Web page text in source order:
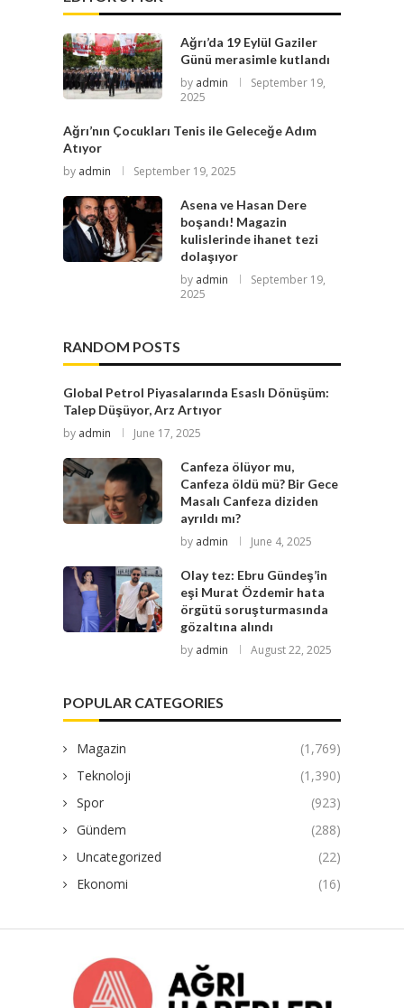
Ağrı’da 19 Eylül Gaziler
Günü merasimle kutlandı
by admin
September 19,
2025
Ağrı’nın Çocukları Tenis ile Geleceğe Adım
Atıyor
by admin September 19, 2025
Asena ve Hasan Dere
boşandı! Magazin
kulislerinde ihanet tezi
dolaşıyor
by admin
September 19,
2025
RANDOM POSTS
Global Petrol Piyasalarında Esaslı Dönüşüm:
Talep Düşüyor, Arz Artıyor
by admin June 17, 2025
Canfeza ölüyor mu,
Canfeza öldü mü? Bir Gece
Masalı Canfeza diziden
ayrıldı mı?
by admin June 4, 2025
Olay tez: Ebru Gündeş’in
eşi Murat Özdemir hata
örgütü soruşturmasında
gözaltına alındı
by admin August 22, 2025
POPULAR CATEGORIES
Magazin
(1,769)
Teknoloji
(1,390)
Spor
(923)
Gündem
(288)
Uncategorized
(22)
Ekonomi
(16)